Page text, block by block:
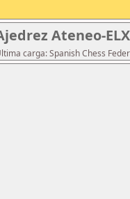
Ateneo-ELX
carga: Spanish Chess